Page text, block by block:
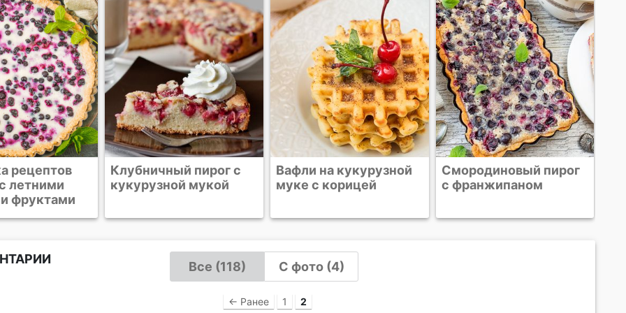
пирог с
мукой
Вафли на кукурузной
муке с корицей
Смородиновый пирог
с франжипаном
мукой и клюквой
Все (118) С фото (4)
← Ранее 1 2